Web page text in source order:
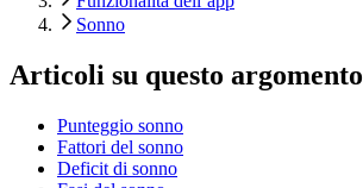
Sonno
Articoli su questo argomento
Punteggio sonno
Fattori del sonno
Deficit di sonno